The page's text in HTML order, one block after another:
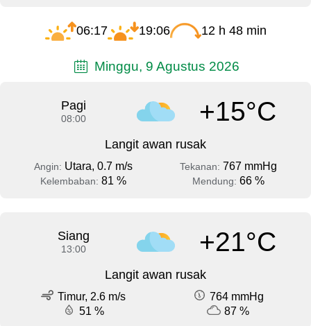
06:17 19:06 12 h 48 min
Minggu, 9 Agustus 2026
Pagi
08:00 +15°C
Langit awan rusak
Angin: Utara, 0.7 m/s Tekanan: 767 mmHg
Kelembaban: 81 % Mendung: 66 %
Siang
13:00 +21°C
Langit awan rusak
Timur, 2.6 m/s
764 mmHg
51 %
87 %